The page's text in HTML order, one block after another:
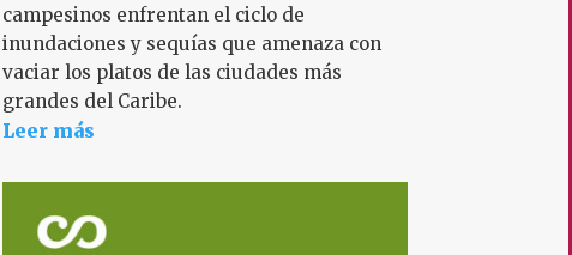
campesinos enfrentan el ciclo de
inundaciones y sequías que amenaza con
vaciar los platos de las ciudades más
grandes del Caribe.
Leer más